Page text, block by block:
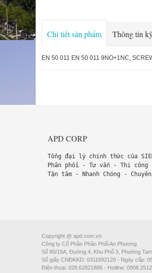
Chi tiết sản phẩm Thông tin
EN 50 011 EN 50 011 9NO+1NC,
APD CORP
Tổng đại lý chính thức của
Phân phối - Tư vấn - Thi
Tận tâm - Nhanh Chóng -
Copyright @ apd.com.vn
Công ty Cổ Phần Phân Phối An Phương
Số 80/15A, Đường 4, Khu Phố 3, Phường
Số giấy CNĐKKD: 0311692120 - Ngày cấp:
Điện thoại: 028.62821886 - Hotline: